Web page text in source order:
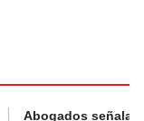
Abogados